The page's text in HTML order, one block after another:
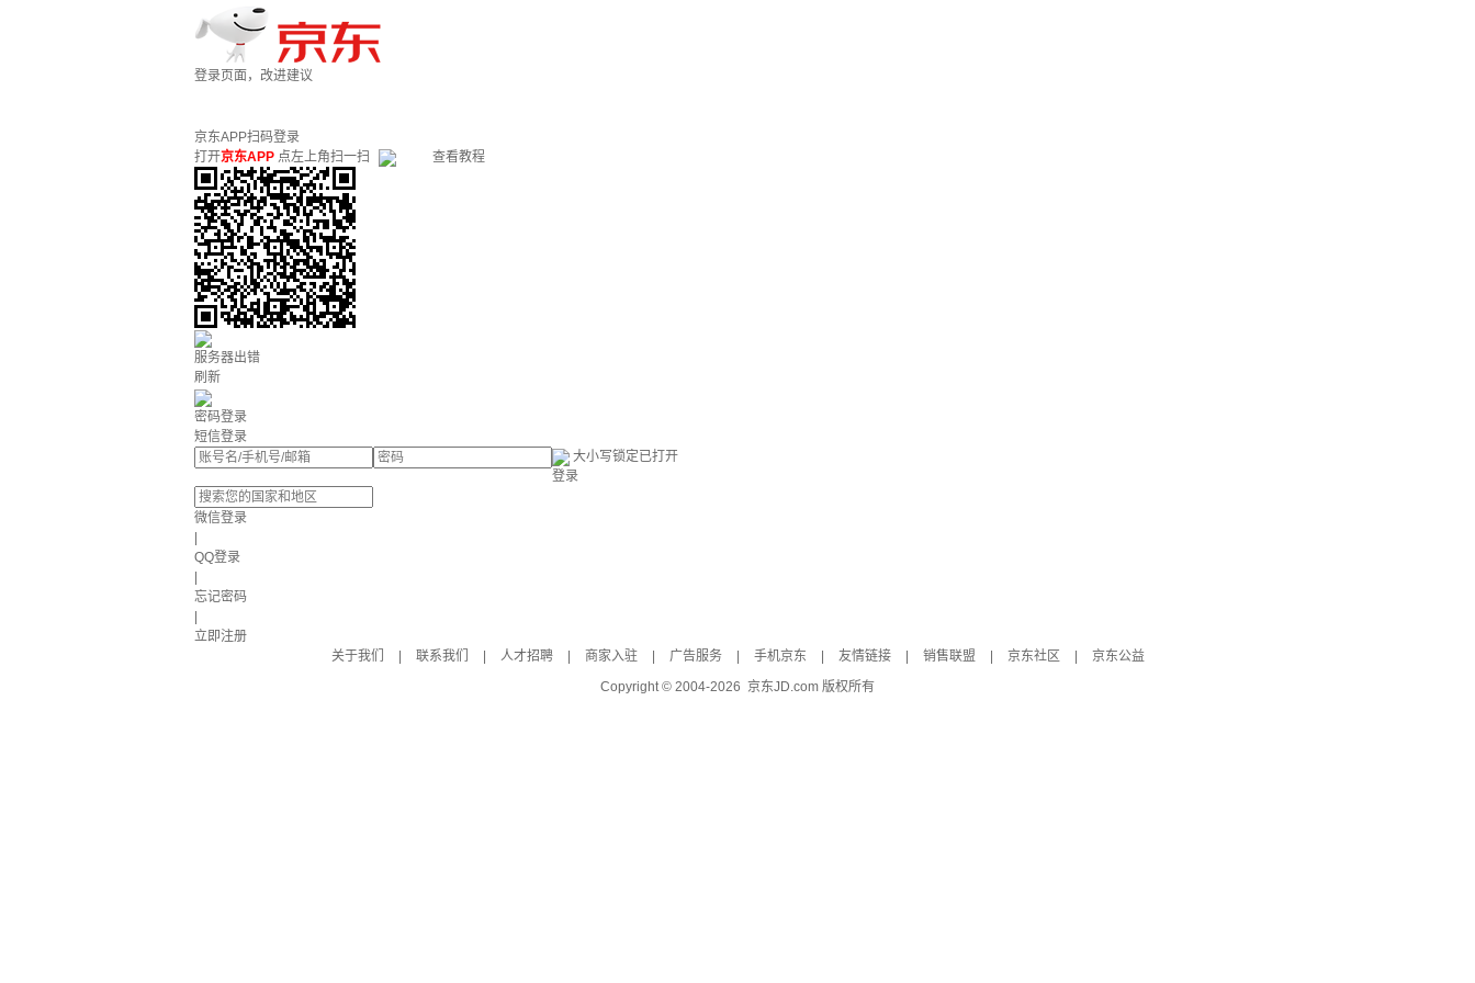
登录页面，改进建议
京东APP扫码登录
打开京东APP 点左上角扫一扫 查看教程
服务器出错
刷新
密码登录
短信登录
大小写锁定已打开
登录
微信登录
QQ登录
忘记密码
立即注册
关于我们
联系我们 人才招聘 商家入驻 广告服务 手机京东 友情链接 销售联盟 京东社区
京东公益
Copyright © 2004-2026 京东JD.com 版权所有